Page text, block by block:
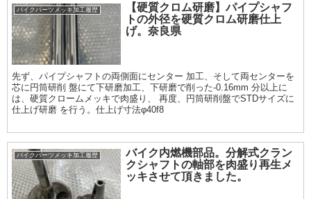
バイクパーツメッキ加工履歴
【硬質クロム研磨】パイプシャフ
トの外径を硬質クロム研磨仕上
げ。奈良県
先ず、パイプシャフトの両側面にセンター 加工、そして両センターを
芯に円筒研削 盤にて下研磨加工、下研磨で削った-0.16mm 分以上に
は、硬質クロームメッキで肉盛り、 再度、円筒研削盤でSTDサイズに
仕上げ研磨 を行う。仕上げ寸法φ40f8
バイクパーツメッキ加工履歴
バイク内燃機部品。分解式クラン
クシャフトの軸部を肉盛り再生メ
ッキさせて頂きました。